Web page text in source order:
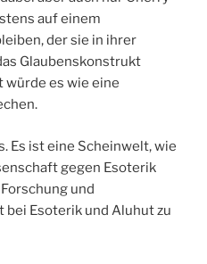
auf einem
der sie in ihrer
Glaubenskonstrukt
es wie eine
Es ist eine Scheinwelt, wie
gegen Esoterik
und
Esoterik und Aluhut zu